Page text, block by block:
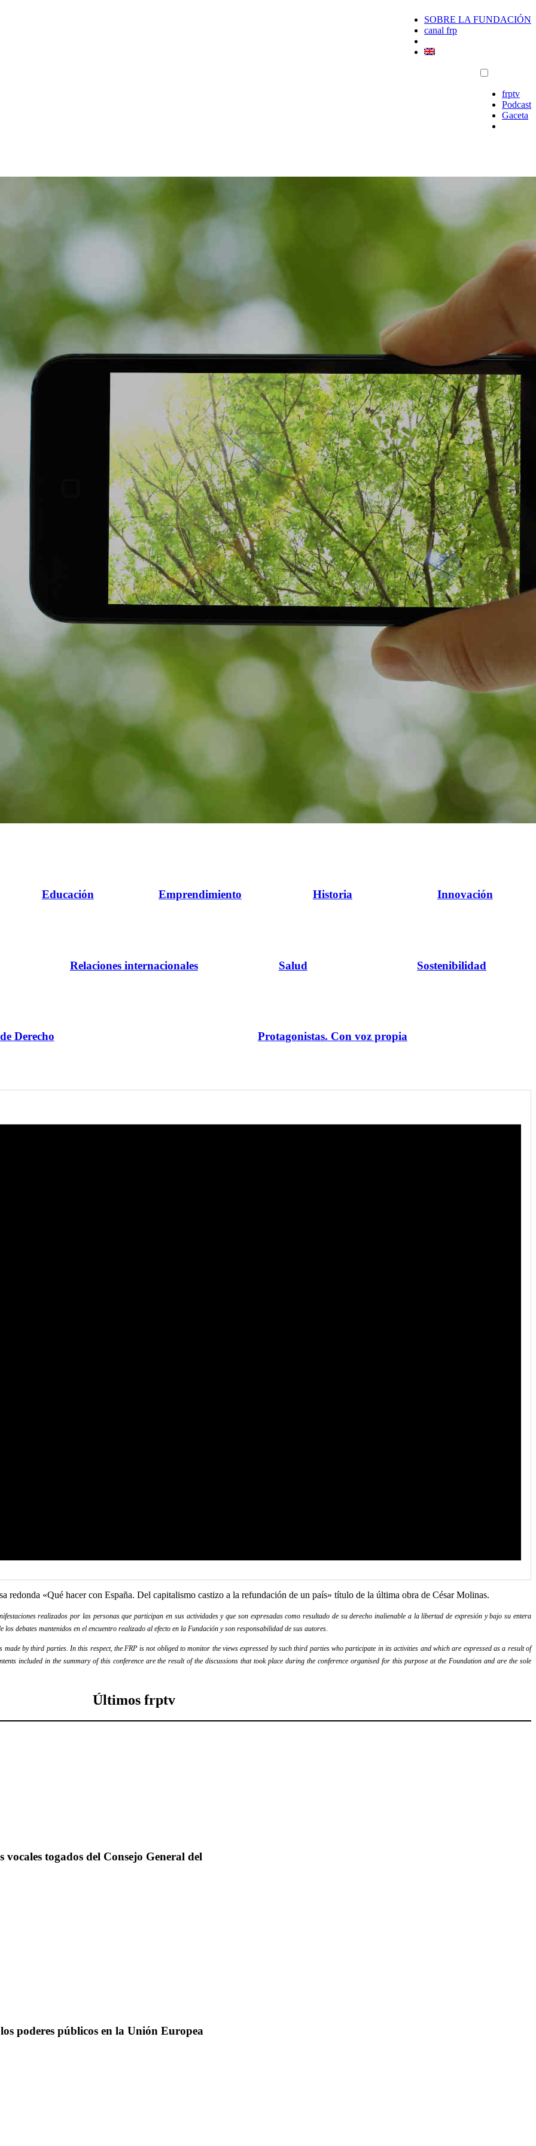
SOBRE LA FUNDACIÓN
canal frp
frptv
Podcast
Gaceta
Educación Emprendimiento Historia Innovación
Relaciones internacionales Salud Sostenibilidad
Derecho Protagonistas. Con voz propia
«Qué hacer con España. Del capitalismo castizo a la refundación de un país» título de la última obra de César Molinas.
realizados por las personas que participan en sus actividades y que son expresadas como resultado de su derecho inalienable a la libertad de expresión y bajo su entera
debates mantenidos en el encuentro realizado al efecto en la Fundación y son responsabilidad de sus autores.
by third parties. In this respect, the FRP is not obliged to monitor the views expressed by such third parties who participate in its activities and which are expressed as a result of
included in the summary of this conference are the result of the discussions that took place during the conference organised for this purpose at the Foundation and are the sole
Últimos frptv
togados del Consejo General del
poderes públicos en la Unión Europea